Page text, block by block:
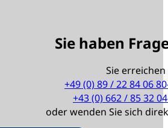
Sie haben
Sie
+49 (0) 89 / 22 84 06
+43 (0) 662 / 85 32
oder wenden Sie sich